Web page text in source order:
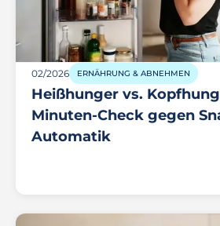
02/2026 ERNÄHRUNG & ABNEHMEN
Heißhunger vs.
Minuten-Check gegen
Automatik